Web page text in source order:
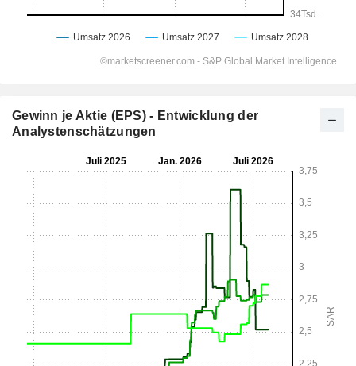
Gewinn je Aktie (EPS) - Entwicklung der
Analystenschätzungen